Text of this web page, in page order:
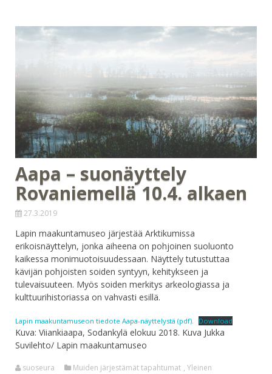
Aapa – suonäyttely
Rovaniemellä 10.4. alkaen
27.3.2019
Lapin maakuntamuseo järjestää Arktikumissa
erikoisnäyttelyn, jonka aiheena on pohjoinen suoluonto
kaikessa monimuotoisuudessaan. Näyttely tutustuttaa
kävijän pohjoisten soiden syntyyn, kehitykseen ja
tulevaisuuteen. Myös soiden merkitys arkeologiassa ja
kulttuurihistoriassa on vahvasti esillä.
Lapin maakuntamuseon tiedote Aapa-näyttelystä (pdf). Download
Kuva: Viiankiaapa, Sodankylä elokuu 2018. Kuva Jukka
Suvilehto/ Lapin maakuntamuseo
suoseura Muiden järjestämät tapahtumat , Yleinen